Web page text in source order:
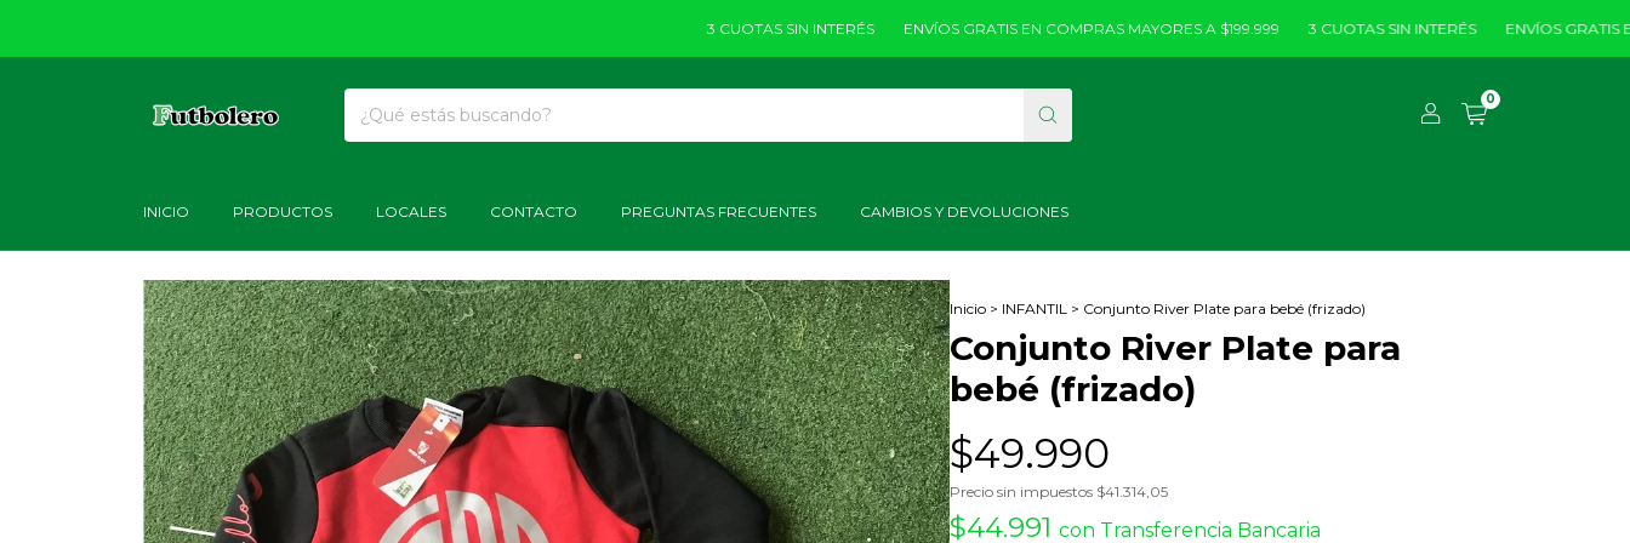
3 CUOTAS SIN INTERÉS ENVÍOS GRATIS EN COMPRAS MAYORES A $199.999 3 CUOTAS SIN INTERÉS ENVÍOS GRATIS EN
0
INICIO PRODUCTOS LOCALES CONTACTO PREGUNTAS FRECUENTES CAMBIOS Y DEVOLUCIONES
Inicio > INFANTIL > Conjunto River Plate para bebé (frizado)
Conjunto River Plate para
bebé (frizado)
$49.990
Precio sin impuestos $41.314,05
$44.991 con Transferencia Bancaria